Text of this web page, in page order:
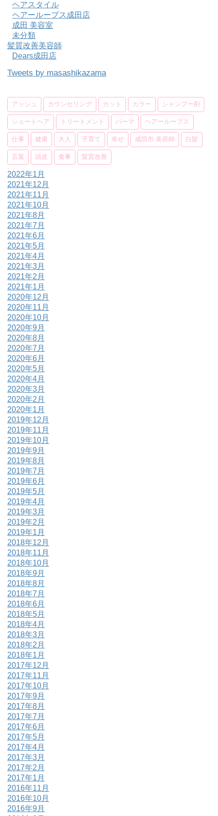
ヘアスタイル
ヘアーループス成田店
成田 美容室
未分類
髪質改善美容師
Dears成田店
Tweets by masashikazama
アッシュ カウンセリング カット カラー シャンプー剤
ショートヘア トリートメント パーマ ヘアーループス
仕事 健康 大人 子育て 幸せ 成田市 美容師 白髪
言葉 頭皮 食事 髪質改善
2022年1月
2021年12月
2021年11月
2021年10月
2021年8月
2021年7月
2021年6月
2021年5月
2021年4月
2021年3月
2021年2月
2021年1月
2020年12月
2020年11月
2020年10月
2020年9月
2020年8月
2020年7月
2020年6月
2020年5月
2020年4月
2020年3月
2020年2月
2020年1月
2019年12月
2019年11月
2019年10月
2019年9月
2019年8月
2019年7月
2019年6月
2019年5月
2019年4月
2019年3月
2019年2月
2019年1月
2018年12月
2018年11月
2018年10月
2018年9月
2018年8月
2018年7月
2018年6月
2018年5月
2018年4月
2018年3月
2018年2月
2018年1月
2017年12月
2017年11月
2017年10月
2017年9月
2017年8月
2017年7月
2017年6月
2017年5月
2017年4月
2017年3月
2017年2月
2017年1月
2016年11月
2016年10月
2016年9月